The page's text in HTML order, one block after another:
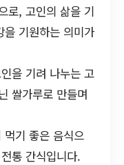
로, 고인의 삶을 기
을 기원하는 의미가
을 기려 나누는 고
쌀가루로 만들며
기 좋은 음식으
통 간식입니다.